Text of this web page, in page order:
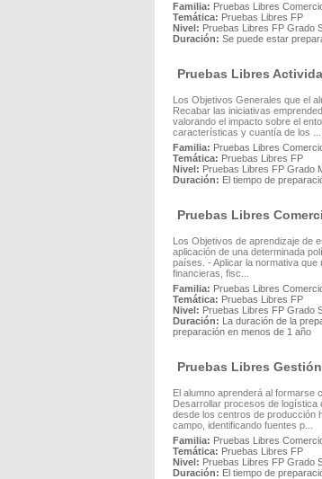
Familia: Pruebas Libres
Temática: Pruebas Libres FP
Nivel: Pruebas Libres FP Grado
Duración: Se puede estar
Pruebas Libres
Los Objetivos Generales que el
Recabar las iniciativas
valorando el impacto sobre el
características y cuantía de los ...
Familia: Pruebas Libres
Temática: Pruebas Libres FP
Nivel: Pruebas Libres FP Grado
Duración: El tiempo de
Pruebas Libres
Los Objetivos de aprendizaje de
aplicación de una determinada
países. - Aplicar la normativa
financieras, fisc...
Familia: Pruebas Libres
Temática: Pruebas Libres FP
Nivel: Pruebas Libres FP Grado
Duración: La duración de la
preparación en menos de 1 año
Pruebas Libres
El alumno aprenderá al formarse
Desarrollar procesos de logística
desde los centros de producción
campo, identificando fuentes p...
Familia: Pruebas Libres
Temática: Pruebas Libres FP
Nivel: Pruebas Libres FP Grado
Duración: El tiempo de